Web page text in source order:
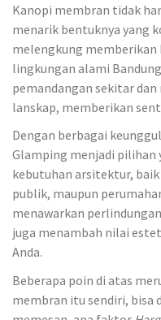
Kanopi membran tidak
menarik bentuknya yang
melengkung memberikan
lingkungan alami
pemandangan sekitar
lanskap, memberikan
Dengan berbagai
Glamping menjadi pilihan
kebutuhan arsitektur,
publik, maupun
menawarkan
juga menambah nilai
Anda.
Beberapa poin di atas
membran itu sendiri, bisa